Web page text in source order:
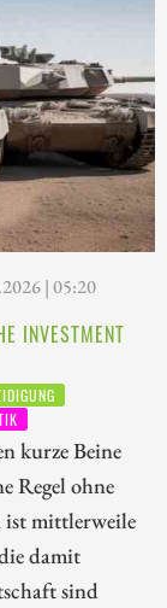
| 05:20
INVESTMENT
kurze Beine
Regel ohne
ist mittlerweile
damit
sind